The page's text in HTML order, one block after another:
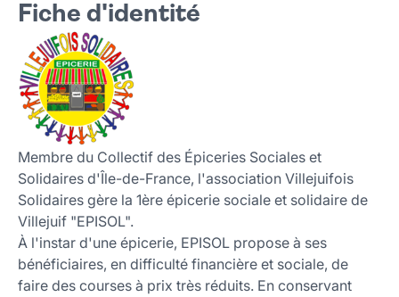
Fiche d'identité
Nous contacter
Fiche d'identité
Membre du Collectif des Épiceries Sociales et
Solidaires d'Île-de-France, l'association Villejuifois
Solidaires gère la 1ère épicerie sociale et solidaire de
Villejuif "EPISOL".
À l'instar d'une épicerie, EPISOL propose à ses
bénéficiaires, en difficulté financière et sociale, de
faire des courses à prix très réduits. En conservant